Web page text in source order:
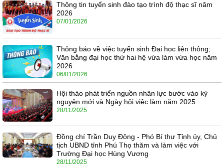
Thông tin tuyển sinh đào tạo trình độ thạc sĩ năm
2026
07/01/2026
Thông báo về việc tuyển sinh Đại học liên thông;
Văn bằng đại học thứ hai hệ vừa làm vừa học năm
2026
06/01/2026
Hội thảo phát triển nguồn nhân lực bước vào kỷ
nguyên mới và Ngày hội việc làm năm 2025
28/11/2025
Đồng chí Trần Duy Đông - Phó Bí thư Tỉnh ủy, Chủ
tịch UBND tỉnh Phú Thọ thăm và làm việc với
Trường Đại học Hùng Vương
28/11/2025